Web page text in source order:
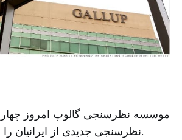
نظرسنجی جدیدی از ایرانیان را منتشر کرده است.